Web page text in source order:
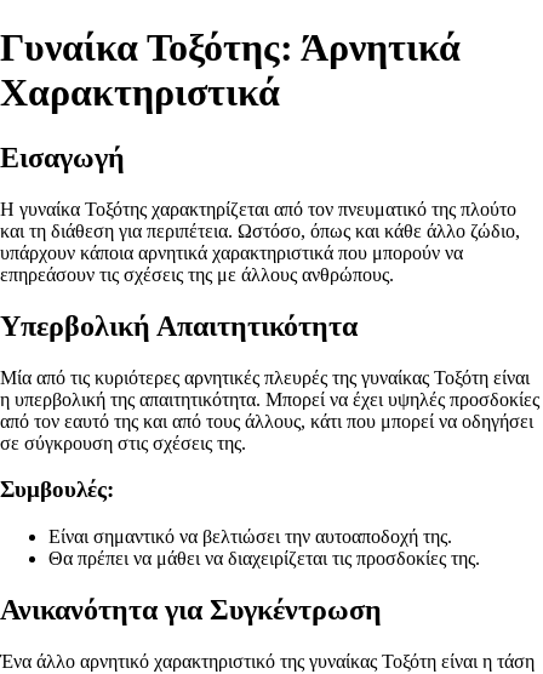
Γυναίκα Τοξότης: Άρνητικά
Χαρακτηριστικά
Εισαγωγή
Η γυναίκα Τοξότης χαρακτηρίζεται από τον πνευματικό της πλούτο
και τη διάθεση για περιπέτεια. Ωστόσο, όπως και κάθε άλλο ζώδιο,
υπάρχουν κάποια αρνητικά χαρακτηριστικά που μπορούν να
επηρεάσουν τις σχέσεις της με άλλους ανθρώπους.
Υπερβολική Απαιτητικότητα
Μία από τις κυριότερες αρνητικές πλευρές της γυναίκας Τοξότη είναι
η υπερβολική της απαιτητικότητα. Μπορεί να έχει υψηλές προσδοκίες
από τον εαυτό της και από τους άλλους, κάτι που μπορεί να οδηγήσει
σε σύγκρουση στις σχέσεις της.
Συμβουλές:
Είναι σημαντικό να βελτιώσει την αυτοαποδοχή της.
Θα πρέπει να μάθει να διαχειρίζεται τις προσδοκίες της.
Ανικανότητα για Συγκέντρωση
Ένα άλλο αρνητικό χαρακτηριστικό της γυναίκας Τοξότη είναι η τάση